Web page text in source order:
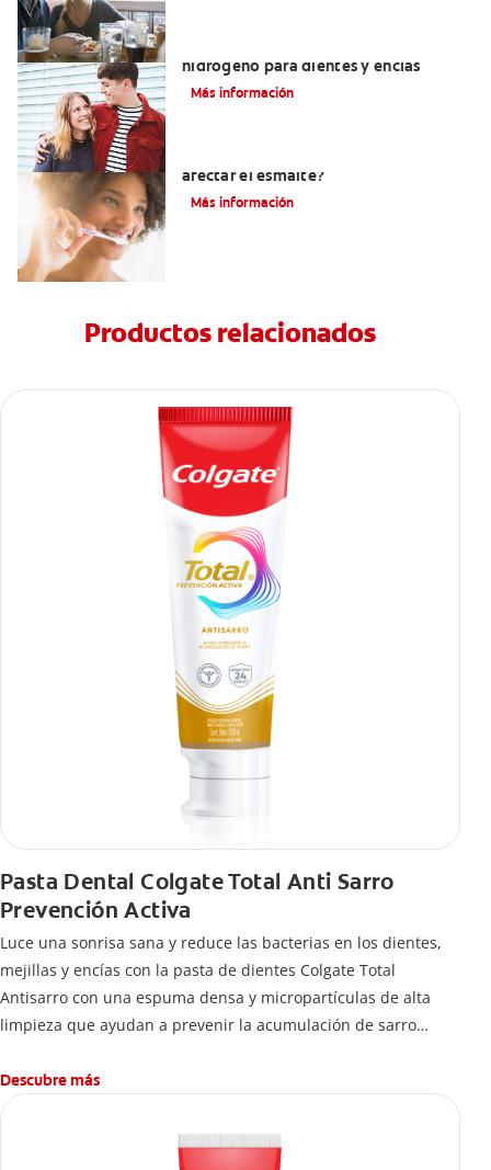
hidrógeno para dientes y encías
Más información
afectar el esmalte?
Más información
Productos relacionados
Pasta Dental Colgate Total Anti Sarro
Prevención Activa
Luce una sonrisa sana y reduce las bacterias en los dientes,
mejillas y encías con la pasta de dientes Colgate Total
Antisarro con una espuma densa y micropartículas de alta
limpieza que ayudan a prevenir la acumulación de sarro
Descubre más